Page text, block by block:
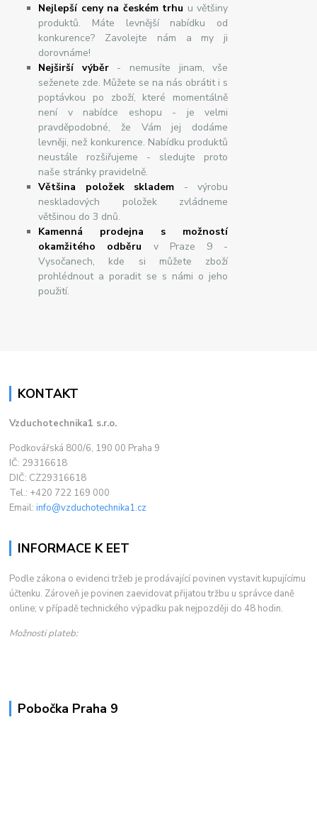
Nejlepší ceny na českém trhu u většiny
produktů. Máte levnější nabídku od
konkurence? Zavolejte nám a my ji
dorovnáme!
Nejširšívýběr- nemusíte jinam, vše
seženete zde. Můžete se na nás obrátit i s
poptávkou po zboží, které momentálně
není v nabídce eshopu - je velmi
pravděpodobné, že Vám jej dodáme
levněji, než konkurence. Nabídku produktů
neustále rozšiřujeme - sledujte proto
naše stránky pravidelně.
Většina položek skladem - výrobu
neskladových položek zvládneme
většinou do 3 dnů.
Kamenná prodejna s možností
okamžitého odběru v Praze 9 -
Vysočanech, kde si můžete zboží
prohlédnout a poradit se s námi o jeho
použití.
KONTAKT
Vzduchotechnika1 s.r.o.
Podkovářská 800/6, 190 00 Praha 9
IČ: 29316618
DIČ: CZ29316618
Tel.: +420 722 169 000
Email:info@vzduchotechnika1.cz
INFORMACE K EET
Podle zákona o evidenci tržeb je prodávající povinen vystavit kupujícímu
účtenku. Zároveň je povinen zaevidovat přijatou tržbu u správce daně
online; v případě technického výpadku pak nejpozději do 48 hodin.
Možnosti plateb:
Pobočka Praha 9